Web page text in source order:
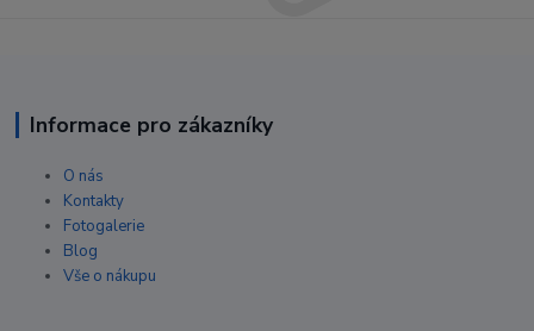
Informace pro zákazníky
O nás
Kontakty
Fotogalerie
Blog
Vše o nákupu